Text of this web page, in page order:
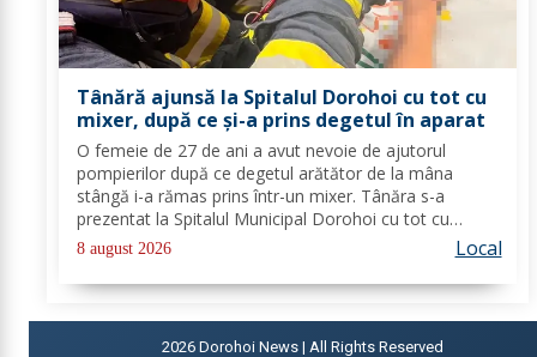
Tânără ajunsă la Spitalul Dorohoi cu tot cu
mixer, după ce și-a prins degetul în aparat
O femeie de 27 de ani a avut nevoie de ajutorul
pompierilor după ce degetul arătător de la mâna
stângă i-a rămas prins într-un mixer. Tânăra s-a
prezentat la Spitalul Municipal Dorohoi cu tot cu
aparatul electrocasnic, iar medicii au solicitat
intervenția salvatorilor. Pompierii din cadrul...
8 august 2026 Local
2026 Dorohoi News | All Rights Reserved